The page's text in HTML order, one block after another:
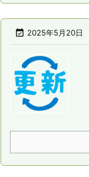
 2025年5月20日